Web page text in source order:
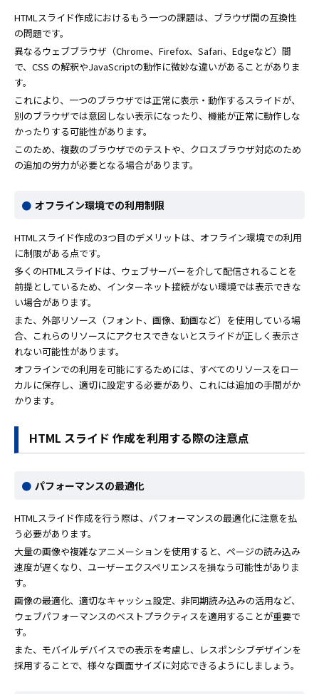
HTMLスライド作成におけるもう一つの課題は、ブラウザ間の互換性
の問題です。
異なるウェブブラウザ（Chrome、Firefox、Safari、Edgeなど）間
で、CSS の解釈やJavaScriptの動作に微妙な違いがあることがありま
す。
これにより、一つのブラウザでは正常に表示・動作するスライドが、
別のブラウザでは意図しない表示になったり、機能が正常に動作しな
かったりする可能性があります。
このため、複数のブラウザでのテストや、クロスブラウザ対応のため
の追加の労力が必要となる場合があります。
オフライン環境での利用制限
HTMLスライド作成の3つ目のデメリットは、オフライン環境での利用
に制限がある点です。
多くのHTMLスライドは、ウェブサーバーを介して配信されることを
前提としているため、インターネット接続がない環境では表示できな
い場合があります。
また、外部リソース（フォント、画像、動画など）を使用している場
合、これらのリソースにアクセスできないとスライドが正しく表示さ
れない可能性があります。
オフラインでの利用を可能にするためには、すべてのリソースをロー
カルに保存し、適切に設定する必要があり、これには追加の手間がか
かります。
HTML スライド 作成を利用する際の注意点
パフォーマンスの最適化
HTMLスライド作成を行う際は、パフォーマンスの最適化に注意を払
う必要があります。
大量の画像や複雑なアニメーションを使用すると、ページの読み込み
速度が遅くなり、ユーザーエクスペリエンスを損なう可能性がありま
す。
画像の最適化、適切なキャッシュ設定、非同期読み込みの活用など、
ウェブパフォーマンスのベストプラクティスを適用することが重要で
す。
また、モバイルデバイスでの表示を考慮し、レスポンシブデザインを
採用することで、様々な画面サイズに対応できるようにしましょう。